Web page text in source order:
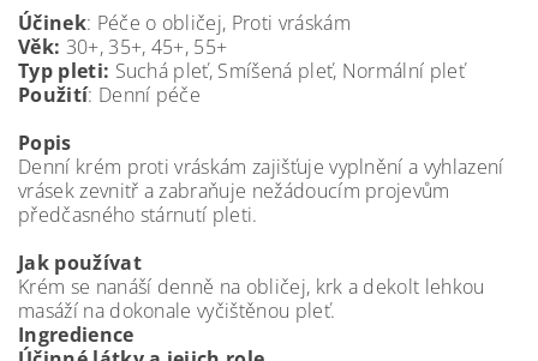
Účinek: Péče o obličej, Proti vráskám
Věk: 30+, 35+, 45+, 55+
Typ pleti: Suchá pleť, Smíšená pleť, Normální pleť
Použití: Denní péče
Popis
Denní krém proti vráskám zajišťuje vyplnění a vyhlazení
vrásek zevnitř a zabraňuje nežádoucím projevům
předčasného stárnutí pleti.
Jak používat
Krém se nanáší denně na obličej, krk a dekolt lehkou
masáží na dokonale vyčištěnou pleť.
Ingredience